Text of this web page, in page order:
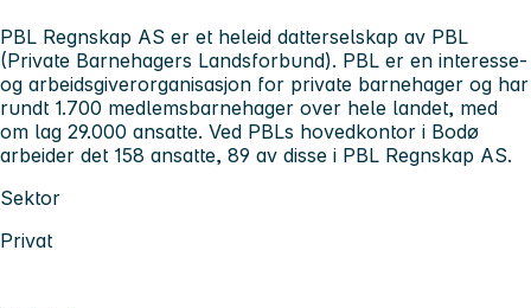
PBL Regnskap AS er et heleid datterselskap av PBL
(Private Barnehagers Landsforbund). PBL er en interesse-
og arbeidsgiverorganisasjon for private barnehager og har
rundt 1.700 medlemsbarnehager over hele landet, med
om lag 29.000 ansatte. Ved PBLs hovedkontor i Bodø
arbeider det 158 ansatte, 89 av disse i PBL Regnskap AS.
Sektor
Privat